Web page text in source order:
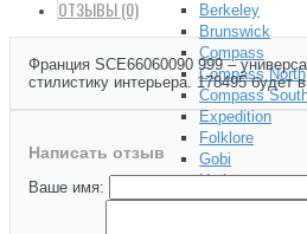
Berkeley
Brunswick
Compass
Compass North
Compass
Expedition
Folklore
Gobi
Harbour
Hindu Kush
ОТЗЫВЫ (0)
Франция SCE66060090 999 –
стилистику интерьера. 178495 будет
Написать отзыв
Ваше имя: